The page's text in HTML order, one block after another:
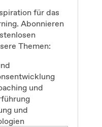
für das
Abonnieren
Themen:
und
und